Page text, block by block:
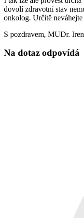
dovolí zdravotní stav
onkolog. Určitě
S pozdravem, MUDr.
Na dotaz odpovídá